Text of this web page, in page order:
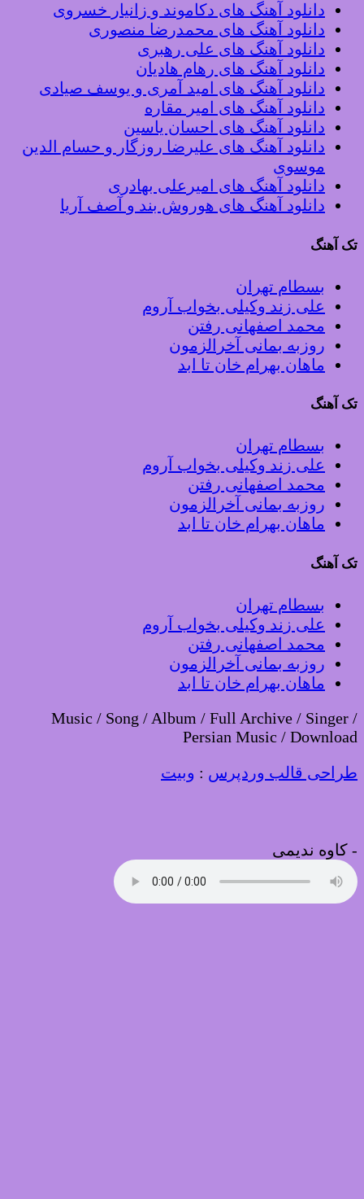
دانلود آهنگ های دکاموند و زانیار خسروی
دانلود آهنگ های محمدرضا منصوری
دانلود آهنگ های علی رهبری
دانلود آهنگ های رهام هادیان
دانلود آهنگ های امید آمری و یوسف صیادی
دانلود آهنگ های امیر مقاره
دانلود آهنگ های احسان یاسین
دانلود آهنگ های علیرضا روزگار و حسام الدین
موسوی
دانلود آهنگ های امیرعلی بهادری
دانلود آهنگ های هوروش بند و آصف آریا
تک آهنگ
بسطام تهران
علی زند وکیلی بخواب آروم
محمد اصفهانی رفتن
روزبه بمانی آخرالزمون
ماهان بهرام خان تا ابد
تک آهنگ
بسطام تهران
علی زند وکیلی بخواب آروم
محمد اصفهانی رفتن
روزبه بمانی آخرالزمون
ماهان بهرام خان تا ابد
تک آهنگ
بسطام تهران
علی زند وکیلی بخواب آروم
محمد اصفهانی رفتن
روزبه بمانی آخرالزمون
ماهان بهرام خان تا ابد
Music / Song / Album / Full Archive / Singer /
Persian Music / Download
طراحی قالب وردپرس : وبیت
- کاوه ندیمی